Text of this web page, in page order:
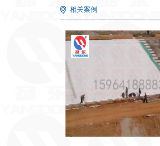
相关案例